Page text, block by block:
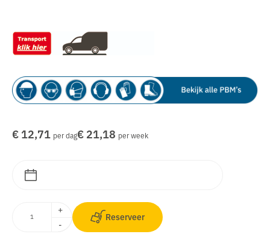
€ 12,71 per dag€ 21,18 per week
+
-
Reserveer